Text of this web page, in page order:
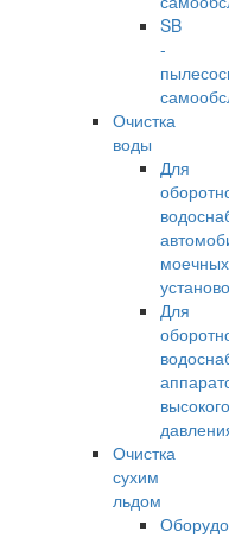
SB
-
Очистка
воды
Для
моечных
Для
высокого
Очистка
сухим
льдом